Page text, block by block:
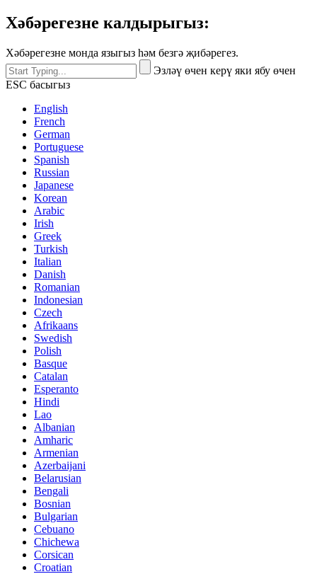
Хәбәрегезне калдырыгыз:
Хәбәрегезне монда языгыз һәм безгә җибәрегез.
Эзләү өчен керү яки ябу өчен
ESC басыгыз
English
French
German
Portuguese
Spanish
Russian
Japanese
Korean
Arabic
Irish
Greek
Turkish
Italian
Danish
Romanian
Indonesian
Czech
Afrikaans
Swedish
Polish
Basque
Catalan
Esperanto
Hindi
Lao
Albanian
Amharic
Armenian
Azerbaijani
Belarusian
Bengali
Bosnian
Bulgarian
Cebuano
Chichewa
Corsican
Croatian